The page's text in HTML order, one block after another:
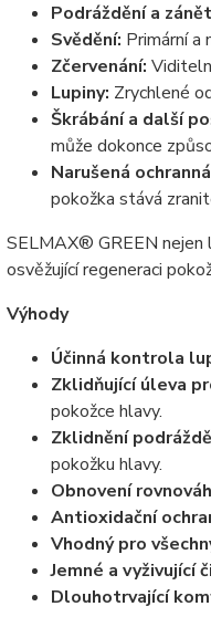
Podráždění a
Svědění: Primární a
Zčervenání:
Lupiny: Zrychlené
Škrábání a další
může dokonce
Narušená
pokožka stává
SELMAX® GREEN nejen
osvěžující regeneraci
Výhody
Účinná kontrola
Zklidňující úleva
pokožce hlavy.
Zklidnění
pokožku hlavy.
Obnovení
Antioxidační
Vhodný pro
Jemné a vyživující
Dlouhotrvající